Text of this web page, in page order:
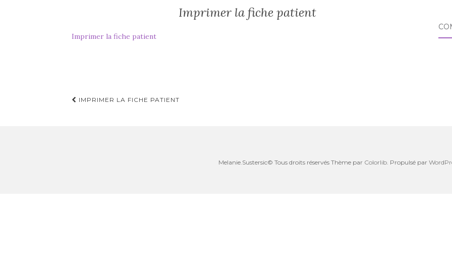
Imprimer la fiche patient
Imprimer la fiche patient
Navigation
IMPRIMER LA FICHE PATIENT
Melanie.Sustersic© Tous droits réservés Thème par Colorlib. Propulsé par